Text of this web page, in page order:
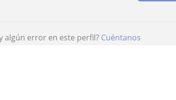
algún error en este perfil? Cuéntanos